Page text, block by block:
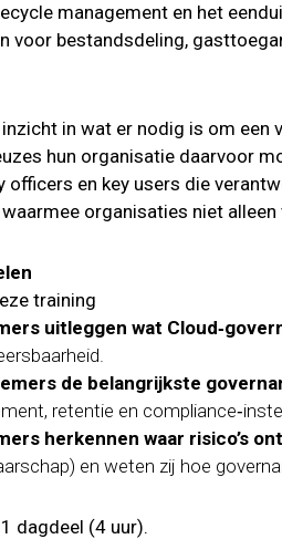
management en het
voor bestandsdeling,
in wat er nodig is om
hun organisatie daarvoor
officers en key users die
organisaties niet
training
uitleggen wat
de belangrijkste
retentie en
herkennen waar risico’s
en weten zij hoe
dagdeel (4 uur).